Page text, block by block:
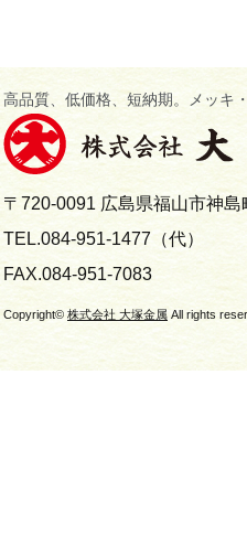
高品質、低価格、短納期。メッキ
〒720-0091 広島県福山市神島
TEL.084-951-1477（代）
FAX.084-951-7083
Copyright© 株式会社 大塚金属 All rights